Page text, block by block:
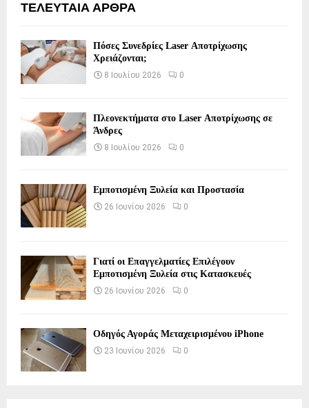
ΤΕΛΕΥΤΑΙΑ ΑΡΘΡΑ
Πόσες Συνεδρίες Laser Αποτρίχωσης
Χρειάζονται;
8 Ιουλίου 2026 0
Πλεονεκτήματα στο Laser Αποτρίχωσης σε
Άνδρες
8 Ιουλίου 2026 0
Εμποτισμένη Ξυλεία και Προστασία
26 Ιουνίου 2026 0
Γιατί οι Επαγγελματίες Επιλέγουν
Εμποτισμένη Ξυλεία στις Κατασκευές
26 Ιουνίου 2026 0
Οδηγός Αγοράς Μεταχειρισμένου iPhone
23 Ιουνίου 2026 0